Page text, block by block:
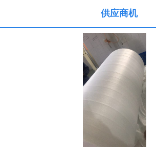
供应商机